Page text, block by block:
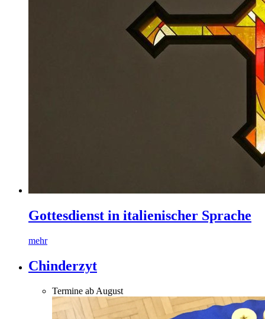
Gottesdienst in italienischer Sprache
mehr
Chinderzyt
Termine ab August